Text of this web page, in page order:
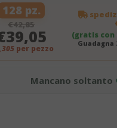
128 pz.
€42,85
per pezzo
(gratis con
Guadagna
Mancano soltanto